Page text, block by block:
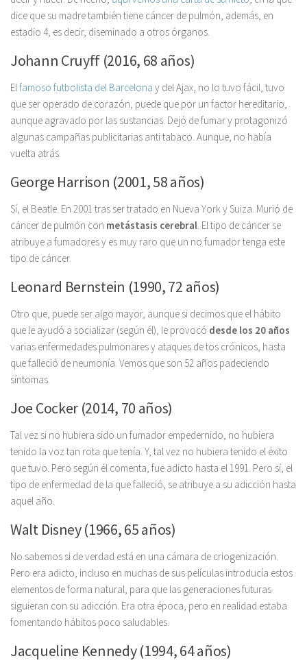
dice que su madre también tiene cáncer de pulmón, además, en
estadio 4, es decir, diseminado a otros órganos.
Johann Cruyff (2016, 68 años)
Elfamoso futbolista del Barcelona y del Ajax, no lo tuvo fácil, tuvo
que ser operado de corazón, puede que por un factor hereditario,
aunque agravado por las sustancias. Dejó de fumar y protagonizó
algunas campañas publicitarias anti tabaco. Aunque, no había
vuelta atrás.
George Harrison (2001, 58 años)
Sí, el Beatle. En 2001 tras ser tratado en Nueva York y Suiza. Murió de
cáncer de pulmón con metástasis cerebral. El tipo de cáncer se
atribuye a fumadores y es muy raro que un no fumador tenga este
tipo de cáncer.
Leonard Bernstein (1990, 72 años)
Otro que, puede ser algo mayor, aunque si decimos que el hábito
que le ayudó a socializar (según él), le provocó desde los 20 años
varias enfermedades pulmonares y ataques de tos crónicos, hasta
que falleció de neumonía. Vemos que son 52 años padeciendo
síntomas.
Joe Cocker (2014, 70 años)
Tal vez si no hubiera sido un fumador empedernido, no hubiera
tenido la voz tan rota que tenía. Y, tal vez no hubiera tenido el éxito
que tuvo. Pero según él comenta, fue adicto hasta el 1991. Pero sí, el
tipo de enfermedad de la que falleció, se atribuye a su adicción hasta
aquel año.
Walt Disney (1966, 65 años)
No sabemos si de verdad está en una cámara de criogenización.
Pero era adicto, incluso en muchas de sus películas introducía estos
elementos de forma natural, para que las generaciones futuras
siguieran con su adicción. Era otra época, pero en realidad estaba
fomentando hábitos poco saludables.
Jacqueline Kennedy (1994, 64 años)